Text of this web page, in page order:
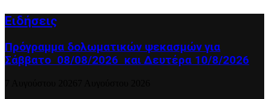
Ειδήσεις
Πρόγραμμα δολωματικών ψεκασμών για
Σάββατο 08/08/2026 και Δευτέρα 10/8/2026